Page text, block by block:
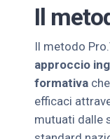
Il
Il metodo
approccio
formativa
efficaci
mutuati dalle